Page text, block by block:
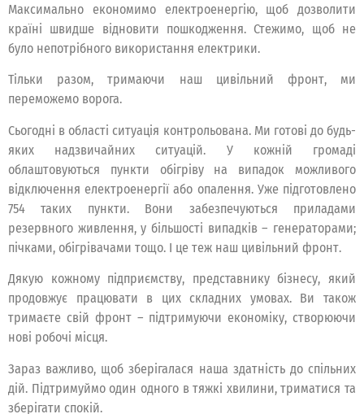
Максимально економимо електроенергію, щоб дозволити
країні швидше відновити пошкодження. Стежимо, щоб не
було непотрібного використання електрики.
Тільки разом, тримаючи наш цивільний фронт, ми
переможемо ворога.
Сьогодні в області ситуація контрольована. Ми готові до будь-
яких надзвичайних ситуацій. У кожній громаді
облаштовуються пункти обігріву на випадок можливого
відключення електроенергії або опалення. Уже підготовлено
754 таких пункти. Вони забезпечуються приладами
резервного живлення, у більшості випадків – генераторами;
пічками, обігрівачами тощо. І це теж наш цивільний фронт.
Дякую кожному підприємству, представнику бізнесу, який
продовжує працювати в цих складних умовах. Ви також
тримаєте свій фронт – підтримуючи економіку, створюючи
нові робочі місця.
Зараз важливо, щоб зберігалася наша здатність до спільних
дій. Підтримуймо один одного в тяжкі хвилини, триматися та
зберігати спокій.